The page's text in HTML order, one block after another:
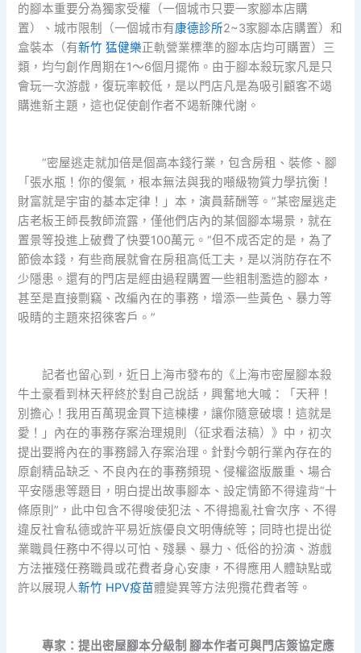
的腳本重要分為獨家受權（一個城市只要一家腳本店購
置）、城市限制（一個城市有康德診所2~3家腳本店購置）和
盒裝本（有新竹 猛健樂正軌營業標準的腳本店均可購置）三
類，均勻創作周期在1～6個月擺佈。由于腳本殺玩家凡是只
會玩一次游戲，復玩率較低，是以門店凡是為吸引顧客不竭
購進新主題，這也促使創作者不竭新陳代謝。
“密屋逃走就加倍是個高本錢行業，包含房租、裝修、腳
「張水瓶！你的傻氣，根本無法與我的噸級物質力學抗衡！
財富就是宇宙的基本定律！」本，演員薪酬等。”某密屋逃走
店老板王師長教師流露，僅他們店內的某個腳本場景，就在
置景等投進上破費了快要100萬元。“但不成否定的是，為了
節儉本錢，有些商展就會在房租高低工夫，是以消防存在不
少隱患。還有的門店是經由過程購置一些粗制濫造的腳本，
甚至是直接剽竊、改編內在的事務，增添一些黃色、暴力等
吸睛的主題來招徠客戶。”
記者也留心到，近日上海市發布的《上海市密屋腳本殺
牛土豪看到林天秤終於對自己說話，興奮地大喊：「天秤！
別擔心！我用百萬現金買下這棟樓，讓你隨意破壞！這就是
愛！」內在的事務存案治理規則（征求看法稿）》中，初次
提出要將內在的事務歸入存案治理。針對今朝行業內存在的
原創精品缺乏、不良內在的事務頻現、侵權盜版嚴重、場合
平安隱患等題目，明白提出故事腳本、設定情節不得違背“十
條原則”，此中包含不得唆使犯法、不得搗亂社會次序、不得
違反社會私德或許平易近族優良文明傳統等；同時也提出從
業職員任務中不得以可怕、殘暴、暴力、低俗的扮演、游戲
方法摧殘任務職員或花費者身心安康，不得應用人體缺點或
許以展現人新竹 HPV疫苗體變異等方法兜攬花費者等。
專家：提出密屋腳本分級制 腳本作者可與門店簽協定應